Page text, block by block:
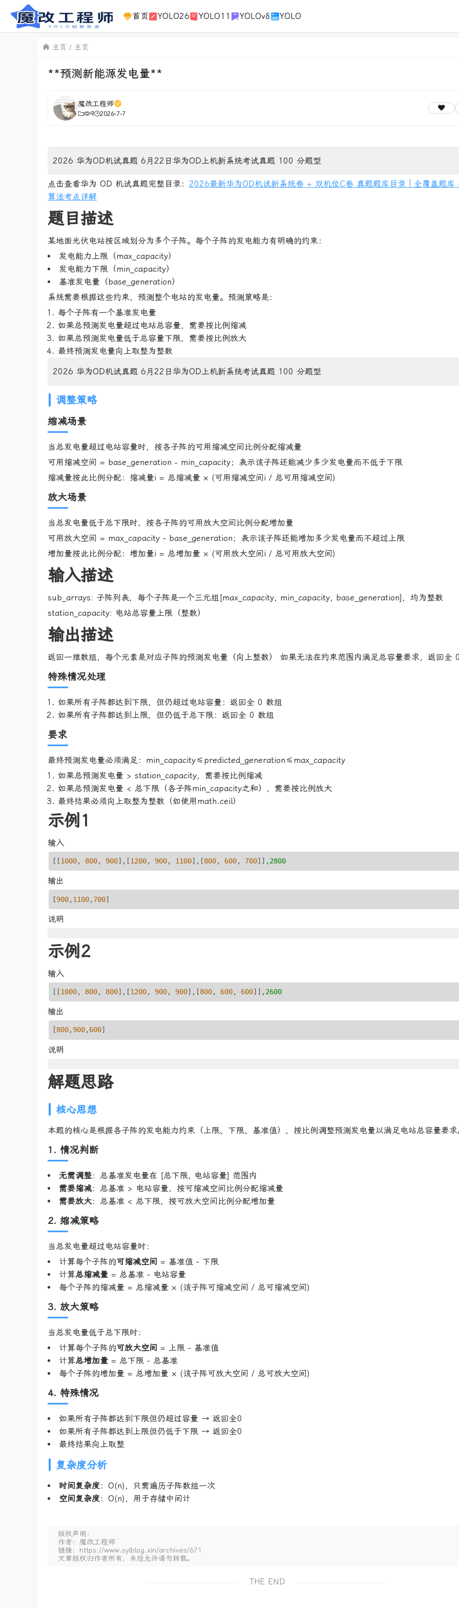
首页 YOLO26 YOLO11 YOLOv8 YOLO
主页 主页
**预测新能源发电量**
魔改工程师
9 2026-7-7
2026 华为OD机试真题 6月22日华为OD上机新系统考试真题 100 分题型
点击查看华为 OD 机试真题完整目录： 2026最新华为OD机试新系统卷 + 双机位C卷 真题题库目录｜全覆盖题库
算法考点详解
题目描述
某地面光伏电站按区域划分为多个子阵。每个子阵的发电能力有明确的约束：
发电能力上限（max_capacity）
发电能力下限（min_capacity）
基准发电量（base_generation）
系统需要根据这些约束，预测整个电站的发电量。预测策略是：
每个子阵有一个基准发电量
如果总预测发电量超过电站总容量，需要按比例缩减
如果总预测发电量低于总容量下限，需要按比例放大
最终预测发电量向上取整为整数
2026 华为OD机试真题 6月22日华为OD上机新系统考试真题 100 分题型
调整策略
缩减场景
当总发电量超过电站容量时，按各子阵的可用缩减空间比例分配缩减量
可用缩减空间 = base_generation − min_capacity；表示该子阵还能减少多少发电量而不低于下限
缩减量按此比例分配：缩减量i = 总缩减量 × (可用缩减空间i / 总可用缩减空间)
放大场景
当总发电量低于总下限时，按各子阵的可用放大空间比例分配增加量
可用放大空间 = max_capacity - base_generation；表示该子阵还能增加多少发电量而不超过上限
增加量按此比例分配：增加量i = 总增加量 × (可用放大空间i / 总可用放大空间)
输入描述
sub_arrays: 子阵列表，每个子阵是一个三元组[max_capacity, min_capacity, base_generation]，均为整数
station_capacity: 电站总容量上限（整数）
输出描述
返回一维数组，每个元素是对应子阵的预测发电量（向上整数） 如果无法在约束范围内满足总容量要求，返回全
特殊情况处理
如果所有子阵都达到下限，但仍超过电站容量：返回全 0 数组
如果所有子阵都达到上限，但仍低于总下限：返回全 0 数组
要求
最终预测发电量必须满足：min_capacity≤predicted_generation≤max_capacity
如果总预测发电量 > station_capacity，需要按比例缩减
如果总预测发电量 < 总下限（各子阵min_capacity之和），需要按比例放大
最终结果必须向上取整为整数（如使用math.ceil）
示例1
输入
[[1000, 800, 900],[1200, 900, 1100],[800, 600, 700]] ,2800
输出
[900, 1100, 700]
说明
示例2
输入
[[1000, 800, 800],[1200, 900, 900],[800, 600, 600]] ,2600
输出
[800, 900, 600]
说明
解题思路
核心思想
本题的核心是根据各子阵的发电能力约束（上限、下限、基准值），按比例调整预测发电量以满足电站总容量要
1. 情况判断
无需调整：总基准发电量在 [总下限, 电站容量] 范围内
需要缩减：总基准 > 电站容量，按可缩减空间比例分配缩减量
需要放大：总基准 < 总下限，按可放大空间比例分配增加量
2. 缩减策略
当总发电量超过电站容量时：
计算每个子阵的可缩减空间 = 基准值 - 下限
计算总缩减量 = 总基准 - 电站容量
每个子阵的缩减量 = 总缩减量 × (该子阵可缩减空间 / 总可缩减空间)
3. 放大策略
当总发电量低于总下限时：
计算每个子阵的可放大空间 = 上限 - 基准值
计算总增加量 = 总下限 - 总基准
每个子阵的增加量 = 总增加量 × (该子阵可放大空间 / 总可放大空间)
4. 特殊情况
如果所有子阵都达到下限但仍超过容量 → 返回全0
如果所有子阵都达到上限但仍低于下限 → 返回全0
最终结果向上取整
复杂度分析
时间复杂度 ：O(n)，只需遍历子阵数组一次
空间复杂度 ：O(n)，用于存储中间计
版权声明：
作者：魔改工程师
链接：https://www.sylblog.xin/archives/671
文章版权归作者所有，未经允许请勿转载。
THE END